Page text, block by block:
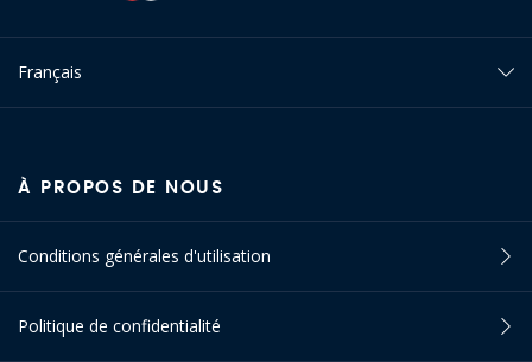
Français
À PROPOS DE NOUS
Conditions générales d'utilisation
Politique de confidentialité